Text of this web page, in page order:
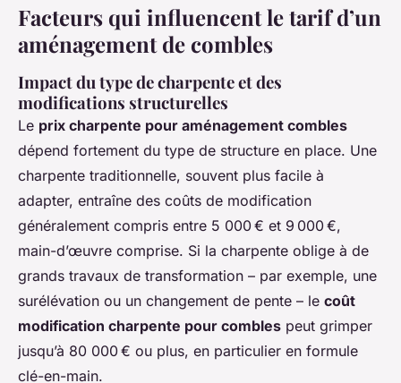
Facteurs qui influencent le tarif d’un
aménagement de combles
Impact du type de charpente et des
modifications structurelles
Le prix charpente pour aménagement combles
dépend fortement du type de structure en place. Une
charpente traditionnelle, souvent plus facile à
adapter, entraîne des coûts de modification
généralement compris entre 5 000 € et 9 000 €,
main-d’œuvre comprise. Si la charpente oblige à de
grands travaux de transformation – par exemple, une
surélévation ou un changement de pente – le coût
modification charpente pour combles peut grimper
jusqu’à 80 000 € ou plus, en particulier en formule
clé-en-main.